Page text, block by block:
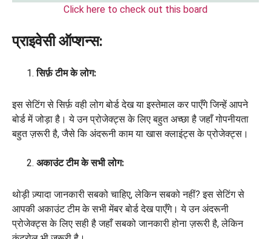
Click here to check out this board
प्राइवेसी ऑप्शन्स:
सिर्फ़ टीम के लोग:
इस सेटिंग से सिर्फ़ वही लोग बोर्ड देख या इस्तेमाल कर पाएँगे जिन्हें आपने
बोर्ड में जोड़ा है। ये उन प्रोजेक्ट्स के लिए बहुत अच्छा है जहाँ गोपनीयता
बहुत ज़रूरी है, जैसे कि अंदरूनी काम या खास क्लाइंट्स के प्रोजेक्ट्स।
अकाउंट टीम के सभी लोग:
थोड़ी ज़्यादा जानकारी सबको चाहिए, लेकिन सबको नहीं? इस सेटिंग से
आपकी अकाउंट टीम के सभी मेंबर बोर्ड देख पाएँगे। ये उन अंदरूनी
प्रोजेक्ट्स के लिए सही है जहाँ सबको जानकारी होना ज़रूरी है, लेकिन